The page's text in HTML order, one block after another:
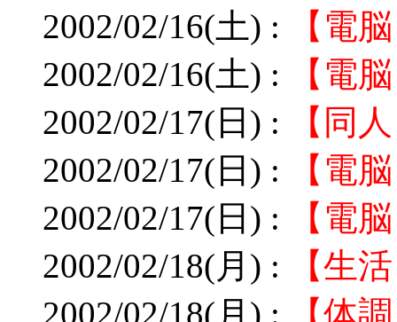
2002/02/16(土) :
【電
2002/02/16(土) :
【電
2002/02/17(日) :
【同
2002/02/17(日) :
【電
2002/02/17(日) :
【電
2002/02/18(月) :
【生
2002/02/18(月) :
【体